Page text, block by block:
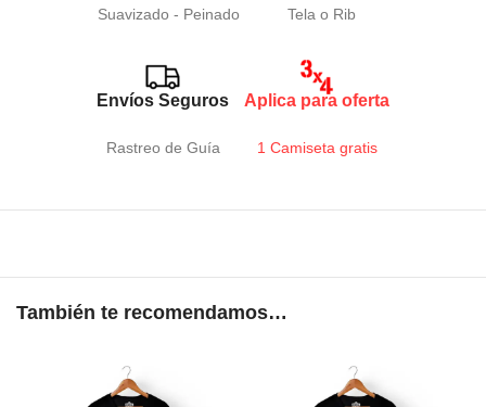
Suavizado - Peinado Tela o Rib
Envíos Seguros
Rastreo de Guía
Aplica para oferta
1 Camiseta gratis
También te recomendamos…